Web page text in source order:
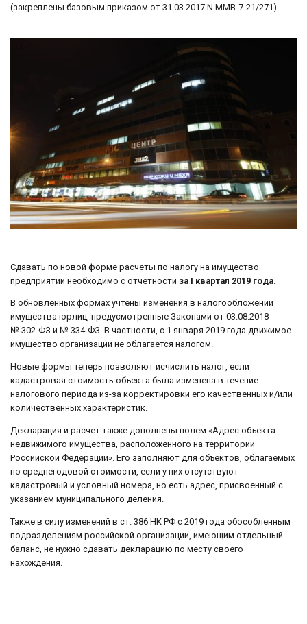
(закреплены базовым приказом от 31.03.2017 N ММВ-7-21/271).
Сдавать по новой форме расчеты по налогу на имущество
предприятий необходимо с отчетности за I квартал 2019 года
В обновлённых формах учтены изменения в налогообложении
имущества юрлиц, предусмотренные Законами от 03.08.2018
№ 302-ФЗ и № 334-ФЗ. В частности, с 1 января 2019 года движимое
имущество организаций не облагается налогом.
Новые формы теперь позволяют исчислить налог, если
кадастровая стоимость объекта была изменена в течение
налогового периода из-за корректировки его качественных и/или
количественных характеристик.
Декларация и расчет также дополнены полем «Адрес объекта
недвижимого имущества, расположенного на территории
Российской Федерации». Его заполняют для объектов, облагаемых
по среднегодовой стоимости, если у них отсутствуют
кадастровый и условный номера, но есть адрес, присвоенный с
указанием муниципального деления.
Также в силу изменений в ст. 386 НК РФ с 2019 года обособленным
подразделениям российской организации, имеющим отдельный
баланс, не нужно сдавать декларацию по месту своего
нахождения.